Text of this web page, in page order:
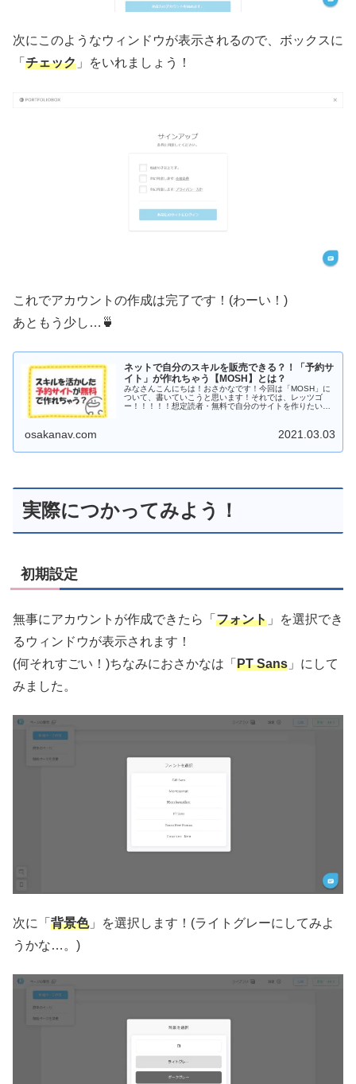
次にこのようなウィンドウが表示されるので、ボックスに
「 チェック 」をいれましょう！
これでアカウントの作成は完了です！(わーい！)
あともう少し…🍵
ネットで自分のスキルを販売できる？！「予約サ
イト」が作れちゃう【MOSH】とは？
みなさんこんにちは！おさかなです！今回は「MOSH」に
ついて、書いていこうと思います！それでは、レッツゴ
ー！！！！！想定読者・無料で自分のサイトを作りたい
osakanav.com 2021.03.03
実際につかってみよう！
初期設定
無事にアカウントが作成できたら「 フォント 」を選択でき
るウィンドウが表示されます！
(何それすごい！)ちなみにおさかなは「 PT Sans 」にして
みました。
次に「 背景色」を選択します！(ライトグレーにしてみよ
うかな…。)